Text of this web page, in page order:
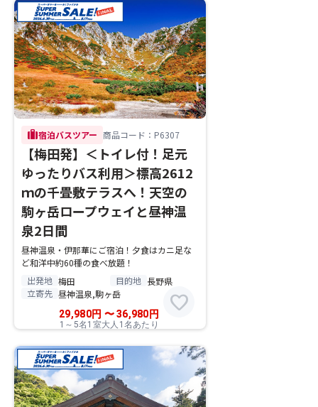
trip宿泊バスツアー 商品コード：P6307
【梅田発】＜トイレ付！足元
ゆったりバス利用＞標高2612
ｍの千畳敷テラスへ！天空の
駒ヶ岳ロープウェイと昼神温
泉2日間
昼神温泉・伊那華にご宿泊！夕食はカニ足な
ど和洋中約60種の食べ放題！
出発地 梅田 目的地 長野県
立寄先 昼神温泉,駒ヶ岳
29,980円 〜36,980 円
1～5名1室大人1名あたり
favorite